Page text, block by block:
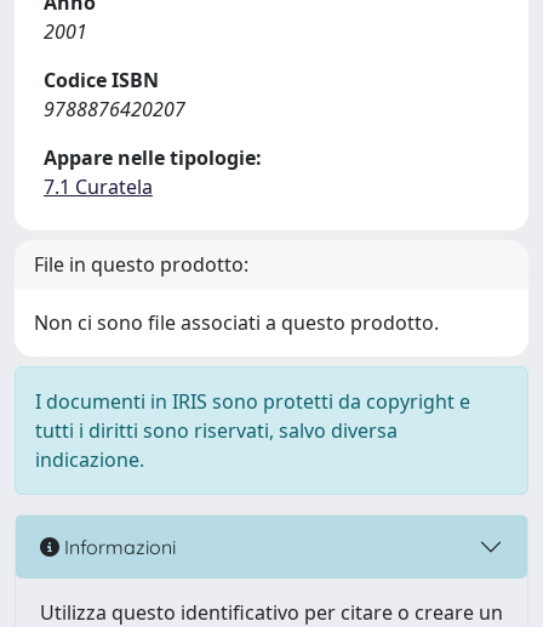
2001
Codice ISBN
9788876420207
Appare nelle tipologie:
7.1 Curatela
File in questo prodotto:
Non ci sono file associati a questo prodotto.
I documenti in IRIS sono protetti da copyright e
tutti i diritti sono riservati, salvo diversa
indicazione.
Informazioni
Utilizza questo identificativo per citare o creare un